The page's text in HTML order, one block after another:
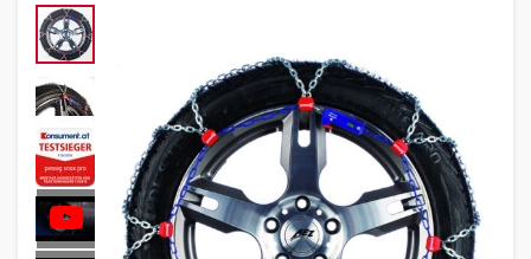
Skip
to
the
end
of
the
images
gallery